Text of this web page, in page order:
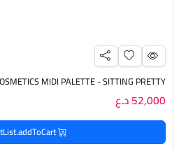
OFRA COSMETICS MIDI PALETTE - SITTING PRETTY أوفرا باليت ميكاب للبشرة
52,000 د.ع
productList.addToCart